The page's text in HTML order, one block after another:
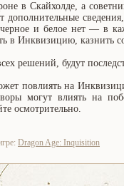
в Скайхолде, а
дополнительные
черное и белое нет — в
в Инквизицию, казнить
решений, будут
повлиять на
могут влиять на
осмотрительно.
Dragon Age: Inquisition